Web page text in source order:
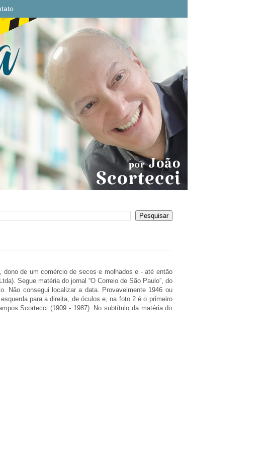
de um comércio de secos e molhados e - até então
Segue matéria do jornal “O Correio de São Paulo”, do
Não consegui localizar a data. Provavelmente 1946 ou
para a direita, de óculos e, na foto 2 é o primeiro
Scortecci (1909 - 1987). No subtítulo da matéria do